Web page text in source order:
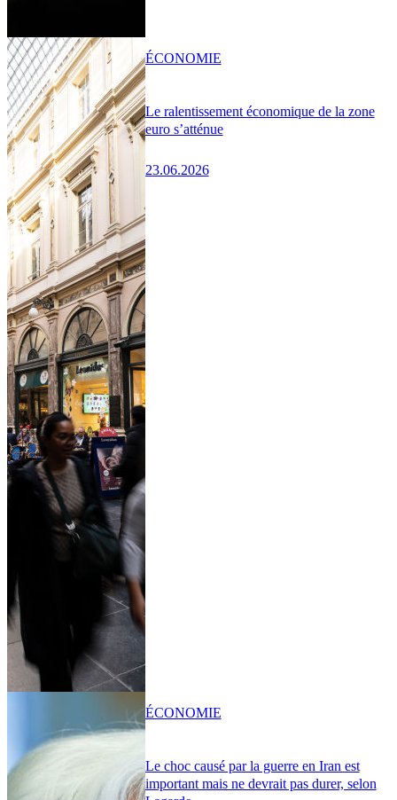
Le ralentissement économique de la zone
euro s’atténue
23.06.2026
ÉCONOMIE
Le choc causé par la guerre en Iran est
important mais ne devrait pas durer, selon
ÉCONOMIE